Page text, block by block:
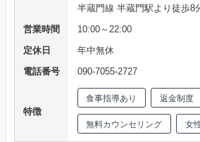
半蔵門線 半蔵門駅より徒歩8
営業時間
10:00～22:00
定休日
年中無休
電話番号
090-7055-2727
特徴
食事指導あり 返金制度
無料カウンセリング 女